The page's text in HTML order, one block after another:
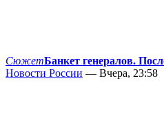
СюжетБанкет генералов.
Новости России — Вчера, 23:58